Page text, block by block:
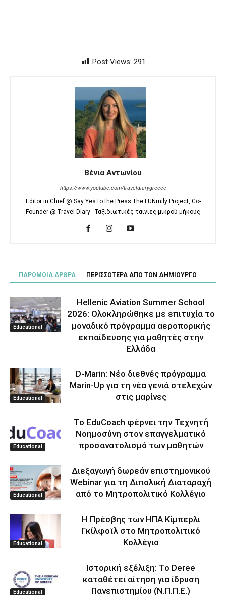
Post Views: 291
Βένια Αντωνίου
https://www.youtube.com/traveldiarygreece
Editor in Chief @ Say Yes to the Press The FUNmily Project, Co-
Founder @ Travel Diary - Ταξιδιωτικές ταινίες μικρού μήκους
ΠΑΡΟΜΟΙΑ ΑΡΘΡΑ ΠΕΡΙΣΣΟΤΕΡΑ ΑΠΟ ΤΟΝ ΔΗΜΙΟΥΡΓΟ
Educational
Hellenic Aviation Summer School
2026: Ολοκληρώθηκε με επιτυχία το
μοναδικό πρόγραμμα αεροπορικής
εκπαίδευσης για μαθητές στην
Ελλάδα
Educational
D-Marin: Νέο διεθνές πρόγραμμα
Marin-Up για τη νέα γενιά στελεχών
στις μαρίνες
Educational
Το EduCoach φέρνει την Τεχνητή
Νοημοσύνη στον επαγγελματικό
προσανατολισμό των μαθητών
Educational
Διεξαγωγή δωρεάν επιστημονικού
Webinar για τη Διπολική Διαταραχή
από το Μητροπολιτικό Κολλέγιο
Educational
Η Πρέσβης των ΗΠΑ Κίμπερλι
Γκίλφοϊλ στο Μητροπολιτικό
Κολλέγιο
Educational
Ιστορική εξέλιξη: Το Deree
καταθέτει αίτηση για ίδρυση
Πανεπιστημίου (Ν.Π.Π.Ε.)